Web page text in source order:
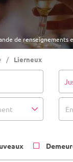
de renseignements
Lierneux